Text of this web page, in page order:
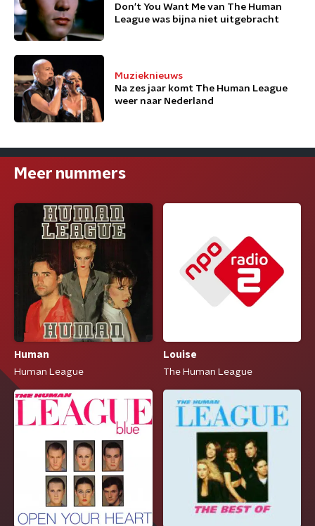
Don't You Want Me van The Human
League was bijna niet uitgebracht
Muzieknieuws
Na zes jaar komt The Human League
weer naar Nederland
Meer nummers
Human
Human League
Louise
The Human League